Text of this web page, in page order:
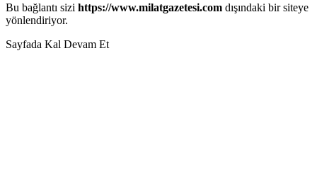
Bu bağlantı sizi https://www.milatgazetesi.com dışındaki bir siteye
yönlendiriyor.
Sayfada Kal Devam Et